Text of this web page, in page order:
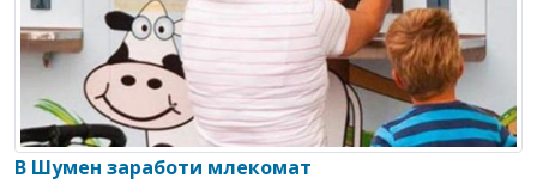
В Шумен заработи млекомат